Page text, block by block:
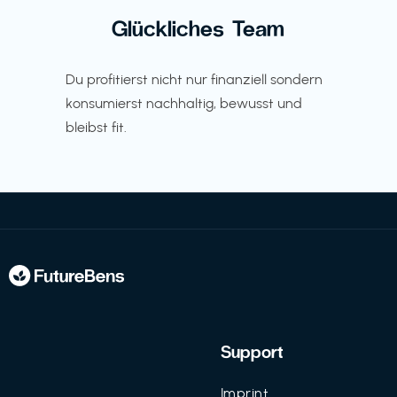
Glückliches Team
Du profitierst nicht nur finanziell sondern
konsumierst nachhaltig, bewusst und
bleibst fit.
Support
Imprint